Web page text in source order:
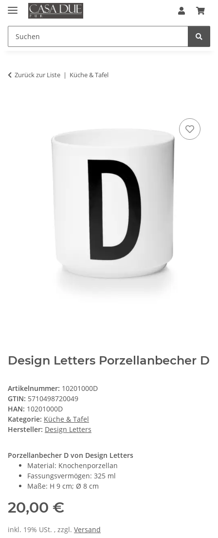
Zurück zur Liste Küche & Tafel
Design Letters Porzellanbecher D
Artikelnummer: 10201000D
GTIN: 5710498720049
HAN: 10201000D
Kategorie: Küche & Tafel
Hersteller: Design Letters
Porzellanbecher D von Design Letters
Material: Knochenporzellan
Fassungsvermögen: 325 ml
Maße: H 9 cm; Ø 8 cm
20,00 €
inkl. 19% USt. , zzgl. Versand